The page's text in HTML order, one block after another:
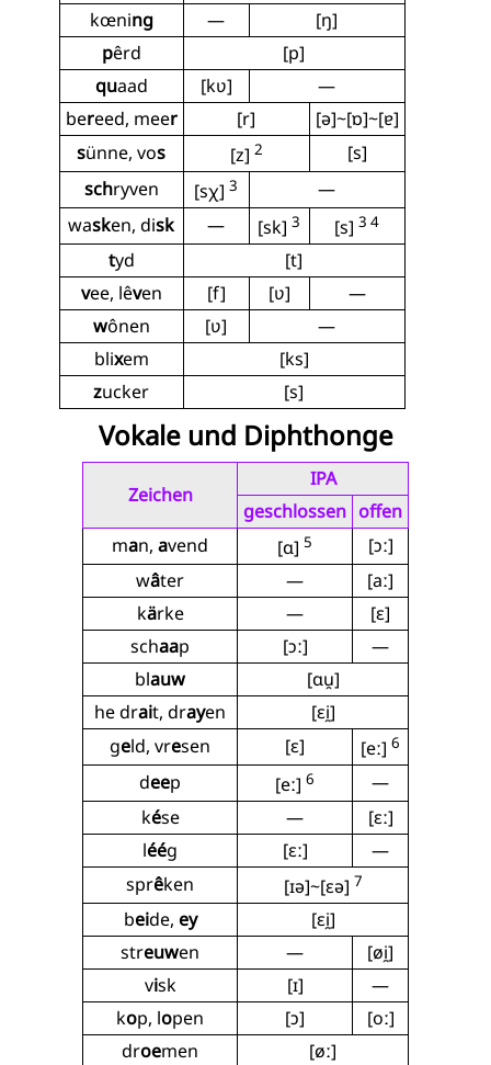
kœning —
[ŋ]
pêrd
[p]
quaad [kʋ]
—
bereed, meer [r]
[ə]~[ɒ]~[ɐ]
sünne, vos [z] 2
[s]
schryven [sχ] 3
—
wasken, disk — [sk] 3 [s] 3 4
tyd
[t]
vee, lêven [f] [ʋ]
—
wônen [ʋ]
—
blixem
[ks]
zucker [s]
Vokale und Diphthonge
Zeichen
IPA
geschlossen offen
man, avend [ɑ] 5
[ɔː]
wâter —
[aː]
kärke —
[ɛ]
schaap [ɔː]
—
blauw
[ɑu̯]
he drait, drayen
[ɛi̯]
geld, vresen [ɛ] [eː] 6
deep [eː] 6
—
kése —
[ɛː]
léég [ɛː]
—
sprêken [ɪə]~[ɛə] 7
beide, ey
[ɛi̯]
streuwen —
[øi̯]
visk [ɪ]
—
kop, lopen [ɔ]
[oː]
droemen [øː]